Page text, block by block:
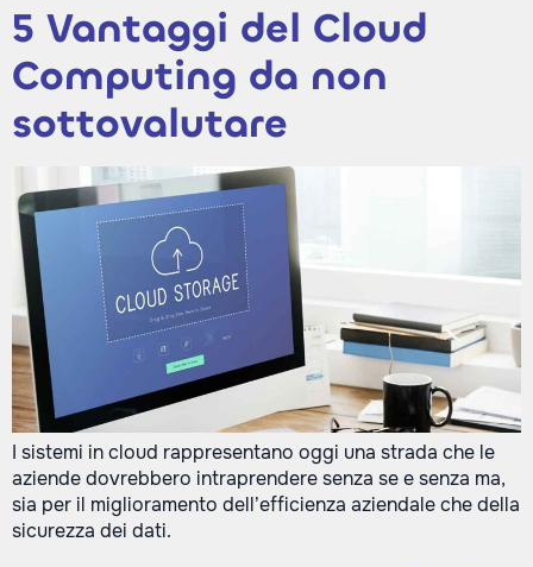
5 Vantaggi del Cloud
Computing da non
sottovalutare
I sistemi in cloud rappresentano oggi una strada che le
aziende dovrebbero intraprendere senza se e senza ma,
sia per il miglioramento dell’efficienza aziendale che della
sicurezza dei dati.